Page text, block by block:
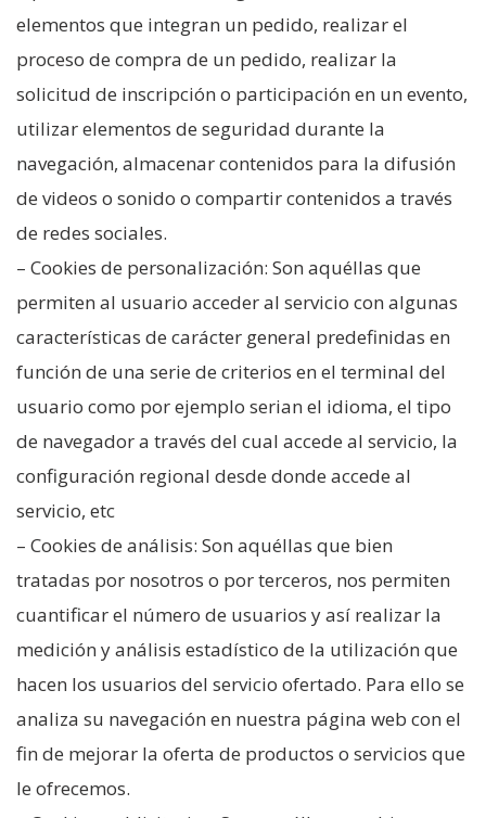
elementos que integran un pedido, realizar el
proceso de compra de un pedido, realizar la
solicitud de inscripción o participación en un evento,
utilizar elementos de seguridad durante la
navegación, almacenar contenidos para la difusión
de videos o sonido o compartir contenidos a través
de redes sociales.
– Cookies de personalización: Son aquéllas que
permiten al usuario acceder al servicio con algunas
características de carácter general predefinidas en
función de una serie de criterios en el terminal del
usuario como por ejemplo serian el idioma, el tipo
de navegador a través del cual accede al servicio, la
configuración regional desde donde accede al
servicio, etc
– Cookies de análisis: Son aquéllas que bien
tratadas por nosotros o por terceros, nos permiten
cuantificar el número de usuarios y así realizar la
medición y análisis estadístico de la utilización que
hacen los usuarios del servicio ofertado. Para ello se
analiza su navegación en nuestra página web con el
fin de mejorar la oferta de productos o servicios que
le ofrecemos.